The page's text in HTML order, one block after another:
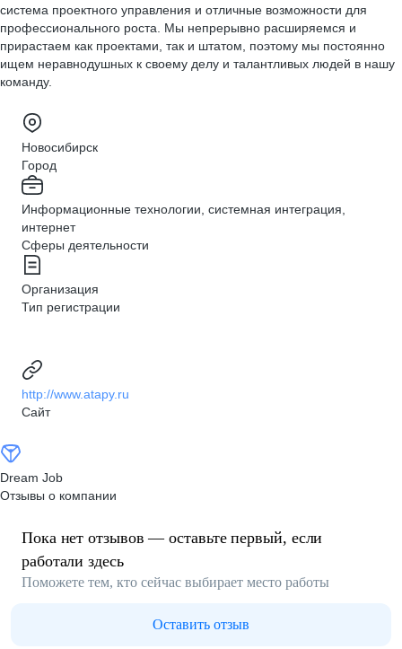
система проектного управления и отличные возможности для
профессионального роста. Мы непрерывно расширяемся и
прирастаем как проектами, так и штатом, поэтому мы постоянно
ищем неравнодушных к своему делу и талантливых людей в нашу
команду.
Новосибирск
Город
Информационные технологии, системная интеграция,
интернет
Сферы деятельности
Организация
Тип регистрации
http://www.atapy.ru
Сайт
Dream Job
Отзывы о компании
Пока нет отзывов — оставьте первый, если
работали здесь
Поможете тем, кто сейчас выбирает место работы
Оставить отзыв